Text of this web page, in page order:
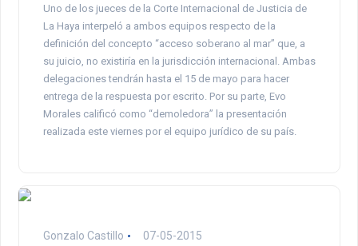
Uno de los jueces de la Corte Internacional de Justicia de
La Haya interpeló a ambos equipos respecto de la
definición del concepto “acceso soberano al mar” que, a
su juicio, no existiría en la jurisdicción internacional. Ambas
delegaciones tendrán hasta el 15 de mayo para hacer
entrega de la respuesta por escrito. Por su parte, Evo
Morales calificó como “demoledora” la presentación
realizada este viernes por el equipo jurídico de su país.
Gonzalo Castillo 07-05-2015